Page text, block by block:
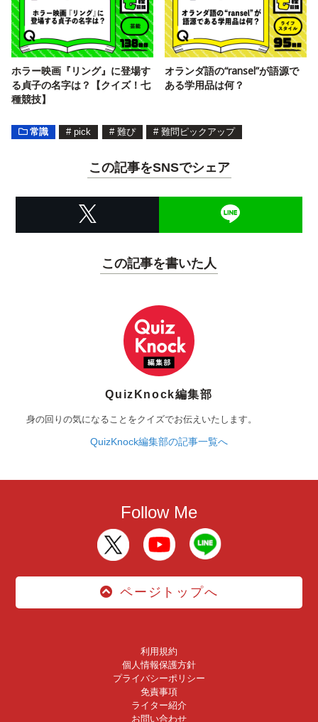
ホラー映画『リング』に登場す
る貞子の名字は？【クイズ！七
種競技】
オランダ語の“ransel”が語源で
ある学用品は何？
常識 # pick # 難ぴ # 難問ピックアップ
この記事をSNSでシェア
この記事を書いた人
QuizKnock編集部
身の回りの気になることをクイズでお伝えいたします。
QuizKnock編集部の記事一覧へ
Follow Me
ページトップへ
利用規約
個人情報保護方針
プライバシーポリシー
免責事項
ライター紹介
お問い合わせ